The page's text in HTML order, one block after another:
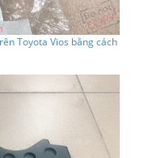
Toyota Vios bằng cách